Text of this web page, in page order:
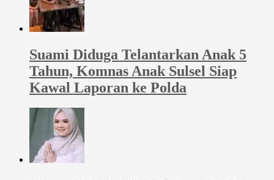
Suami Diduga Telantarkan Anak 5
Tahun, Komnas Anak Sulsel Siap
Kawal Laporan ke Polda